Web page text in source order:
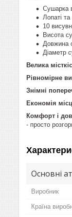
Сушарка
Лопаті та
10
Висота
Довжина
Діаметр
Велика
Рівномірне
Знімні
Економія
Комфорт і
- просто
Основні
Виробник
Країна